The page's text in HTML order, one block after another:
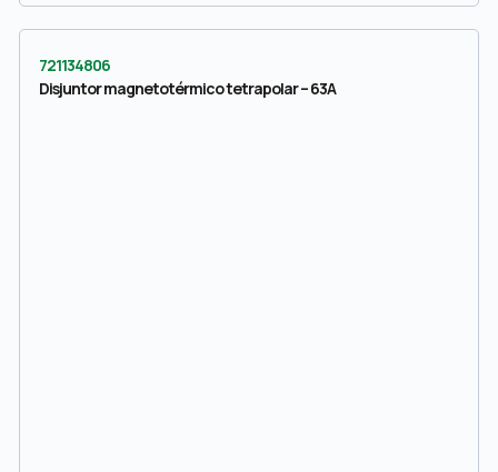
721134806
Disjuntor magnetotérmico tetrapolar – 63A